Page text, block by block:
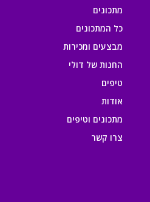
מתכונים
כל המתכונים
מבצעים ומכירות
החנות של דולי
טיפים
אודות
מתכונים וטיפים
צרו קשר